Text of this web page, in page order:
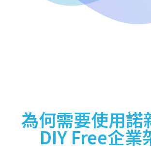
為何需要使用諾
DIY Free企業